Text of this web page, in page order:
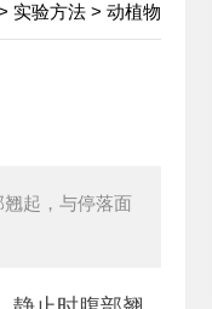
实验方法 > 动植物
起，与停落面